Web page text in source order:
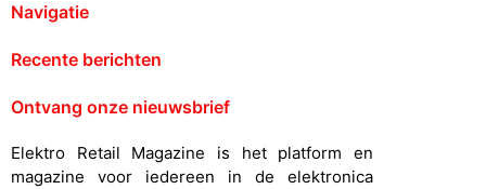
Navigatie
Recente berichten
Ontvang onze nieuwsbrief
Elektro Retail Magazine is het platform en
magazine voor iedereen in de elektronica